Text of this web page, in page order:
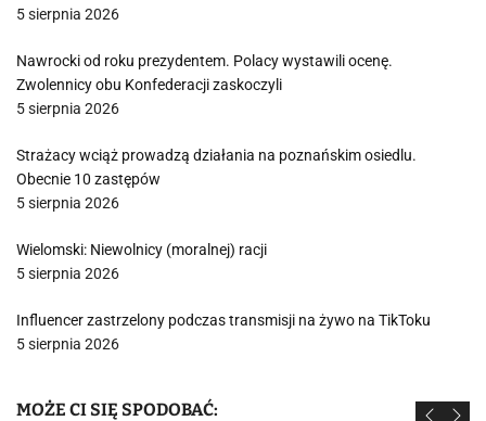
5 sierpnia 2026
Nawrocki od roku prezydentem. Polacy wystawili ocenę.
Zwolennicy obu Konfederacji zaskoczyli
5 sierpnia 2026
Strażacy wciąż prowadzą działania na poznańskim osiedlu.
Obecnie 10 zastępów
5 sierpnia 2026
Wielomski: Niewolnicy (moralnej) racji
5 sierpnia 2026
Influencer zastrzelony podczas transmisji na żywo na TikToku
5 sierpnia 2026
MOŻE CI SIĘ SPODOBAĆ: